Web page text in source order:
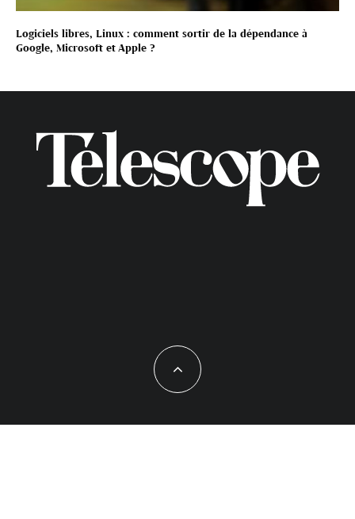
Logiciels libres, Linux : comment sortir de la dépendance à
Google, Microsoft et Apple ?